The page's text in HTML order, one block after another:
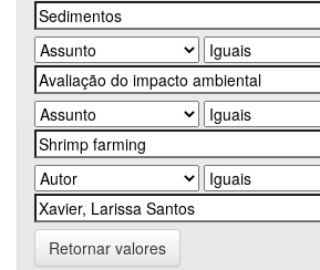
Retornar valores